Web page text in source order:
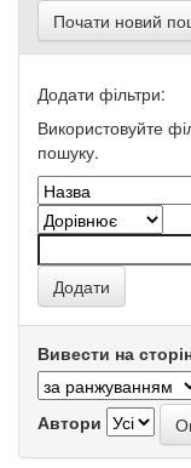
Почати новий
Додати фільтри:
Використовуйте
пошуку.
Вивести на
Автори